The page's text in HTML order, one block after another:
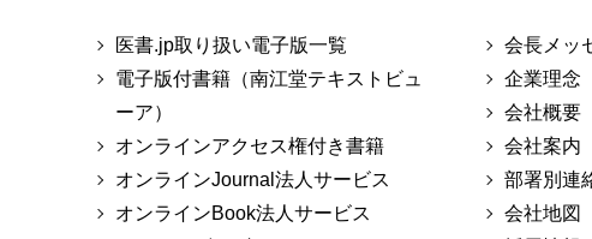
医書.jp取り扱い電子版一覧
電子版付書籍（南江堂テキストビュ
ーア）
オンラインアクセス権付き書籍
オンラインJournal法人サービス
オンラインBook法人サービス
会長メッ
企業理念
会社概要
会社案内
部署別連
会社地図